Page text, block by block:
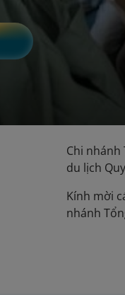
Chi nhánh
du lịch
Kính mời
nhánh